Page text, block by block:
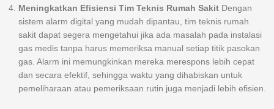
Meningkatkan Efisiensi Tim Teknis Rumah Sakit Dengan
sistem alarm digital yang mudah dipantau, tim teknis rumah
sakit dapat segera mengetahui jika ada masalah pada instalasi
gas medis tanpa harus memeriksa manual setiap titik pasokan
gas. Alarm ini memungkinkan mereka merespons lebih cepat
dan secara efektif, sehingga waktu yang dihabiskan untuk
pemeliharaan atau pemeriksaan rutin juga menjadi lebih efisien.